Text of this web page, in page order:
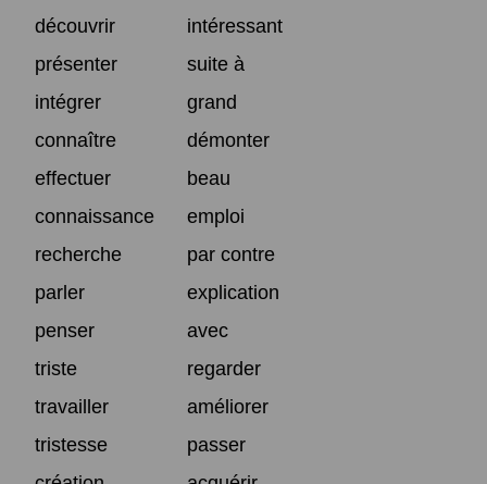
découvrir
intéressant
présenter
suite à
intégrer
grand
connaître
démonter
effectuer
beau
connaissance
emploi
recherche
par contre
parler
explication
penser
avec
triste
regarder
travailler
améliorer
tristesse
passer